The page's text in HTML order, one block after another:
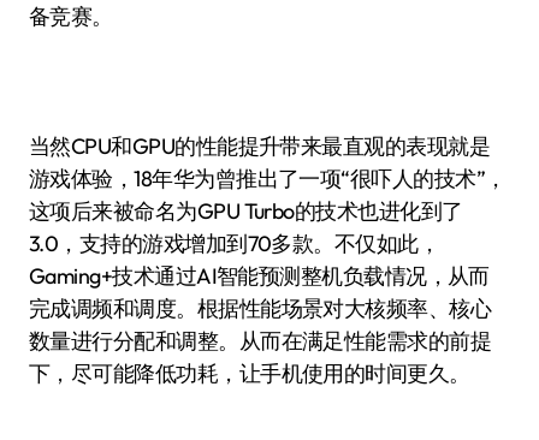
备竞赛。
当然CPU和GPU的性能提升带来最直观的表现就是
游戏体验，18年华为曾推出了一项“很吓人的技术”，
这项后来被命名为GPU Turbo的技术也进化到了
3.0，支持的游戏增加到70多款。不仅如此，
Gaming+技术通过AI智能预测整机负载情况，从而
完成调频和调度。根据性能场景对大核频率、核心
数量进行分配和调整。从而在满足性能需求的前提
下，尽可能降低功耗，让手机使用的时间更久。